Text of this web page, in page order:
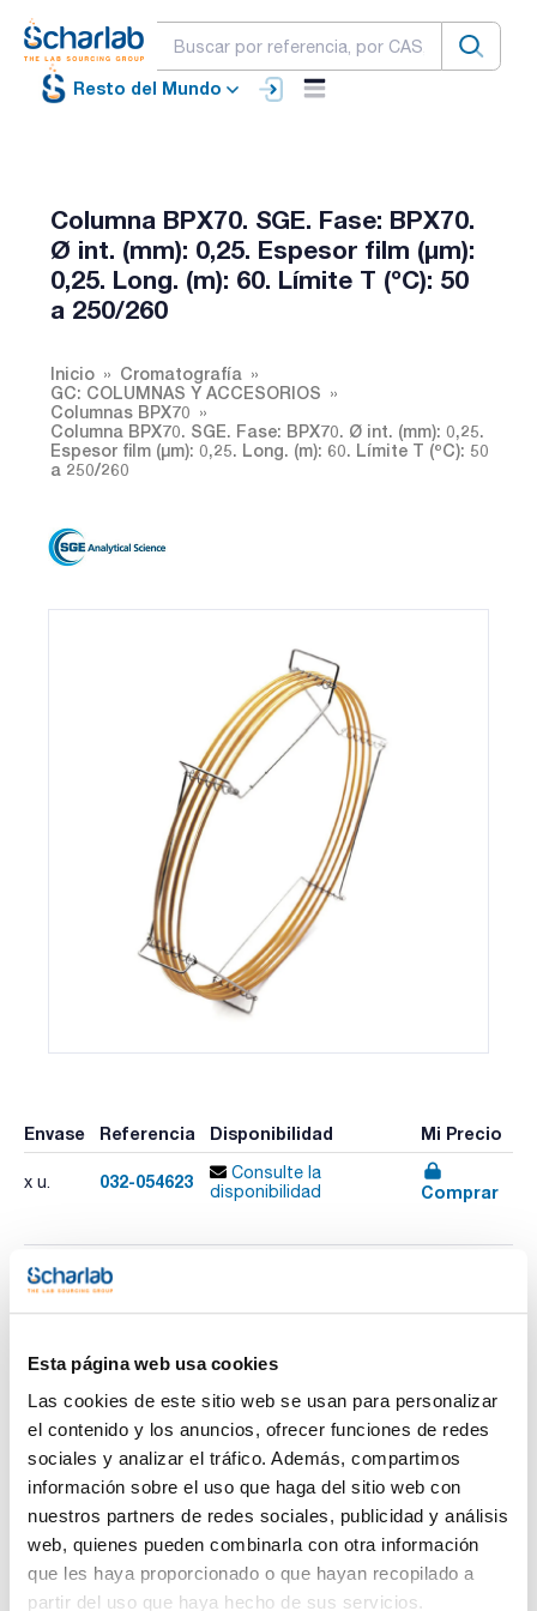
Esta página web usa cookies
Las cookies de este sitio web se usan para personalizar
el contenido y los anuncios, ofrecer funciones de redes
sociales y analizar el tráfico. Además, compartimos
información sobre el uso que haga del sitio web con
nuestros partners de redes sociales, publicidad y análisis
web, quienes pueden combinarla con otra información
que les haya proporcionado o que hayan recopilado a
partir del uso que haya hecho de sus servicios.
Resto del Mundo
Columna BPX70. SGE. Fase: BPX70.
Ø int. (mm): 0,25. Espesor film (µm):
0,25. Long. (m): 60. Límite T (ºC): 50
a 250/260
Inicio
Cromatografía
GC: COLUMNAS Y ACCESORIOS
Columnas BPX70
Columna BPX70. SGE. Fase: BPX70. Ø int. (mm): 0,25.
Espesor film (µm): 0,25. Long. (m): 60. Límite T (ºC): 50
a 250/260
Envase Referencia Disponibilidad Mi Precio
x u. 032-054623
Consulte la
disponibilidad
Comprar
Fase : BPX70
Espesor film (µm) : 0,25
Longitud (m) : 60
Límite temperatura (ºC) : 50 a 250/260
Pack (u.) : 1
Fase: 70% Cianopropil Polisilfenileno-siloxano.
- Alta temperatura
- Diseñada para separación de ésteres metílicos de ácidos
grasos (FAME)
- Ideal para separación de isómeros cis/trans
- Columna polar
Ver más
Documentación técnica
TDS / Ficha técnica
COA